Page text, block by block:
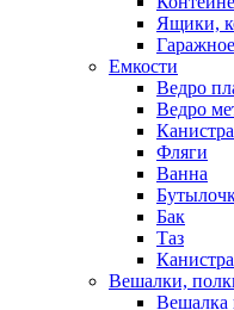
Ящики,
Емкости
Ведро
Ведро
Фляги
Ванна
Бак
Таз
Вешалки,
Вешалка